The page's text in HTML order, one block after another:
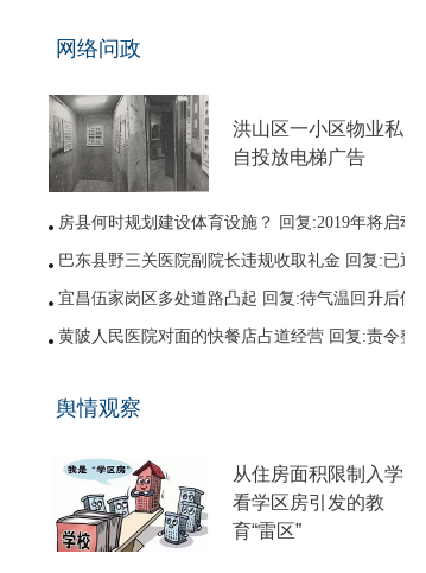
网络问政
洪山区一小区物业私
自投放电梯广告
房县何时规划建设体育设施？ 回复:2019年将启动
巴东县野三关医院副院长违规收取礼金 回复:已退回
宜昌伍家岗区多处道路凸起 回复:待气温回升后修补
黄陂人民医院对面的快餐店占道经营 回复:责令整改
网友建议调整鱼梁洲循环线路 回复:没有客流支撑
舆情观察
从住房面积限制入学
看学区房引发的教
育“雷区”